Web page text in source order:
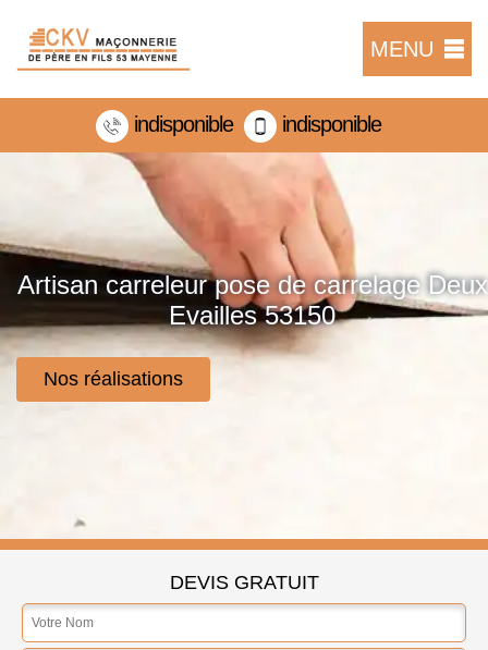
MENU
indisponible indisponible
Artisan carreleur pose de carrelage Deux
Evailles 53150
Nos réalisations
DEVIS GRATUIT